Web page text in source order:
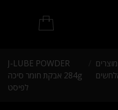
מוצרים
J-LUBE POWDER
284g אבקת חומר סיכה
לפיסט